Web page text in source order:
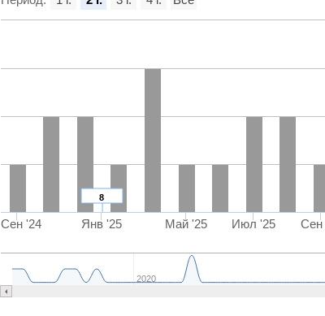
8
Сен '24 Янв '25 Май '25 Июл '25 Сен
2020